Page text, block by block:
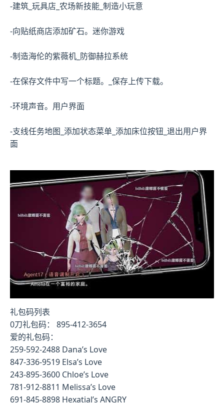
-建筑_玩具店_农场新技能_制造小玩意
-向贴纸商店添加矿石。迷你游戏
-制造海伦的紫薇机_防御赫拉系统
-在保存文件中写一个标题。_保存上传下载。
-环境声音。用户界面
-支线任务地图_添加状态菜单_添加床位按钮_退出用户界
面
礼包码列表
0刀礼包码： 895-412-3654
爱的礼包码：
259-592-2488 Dana’s Love
847-336-9519 Elsa’s Love
243-895-3600 Chloe’s Love
781-912-8811 Melissa’s Love
691-845-8898 Hexatial’s ANGRY